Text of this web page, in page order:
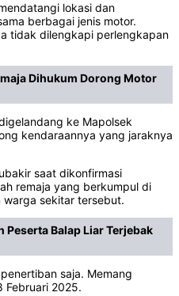
lokasi dan
berbagai jenis motor.
tidak dilengkapi perlengkapan
Dihukum Dorong Motor
ke Mapolsek
kendaraannya yang jaraknya
saat dikonfirmasi
remaja yang berkumpul di
warga sekitar tersebut.
Peserta Balap Liar Terjebak
saja. Memang
Februari 2025.